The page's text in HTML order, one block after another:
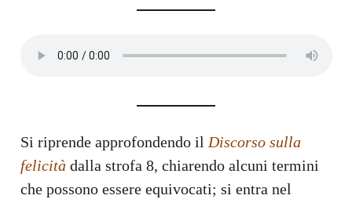
Si riprende approfondendo il Discorso sulla
felicitàdalla strofa 8, chiarendo alcuni termini
che possono essere equivocati; si entra nel